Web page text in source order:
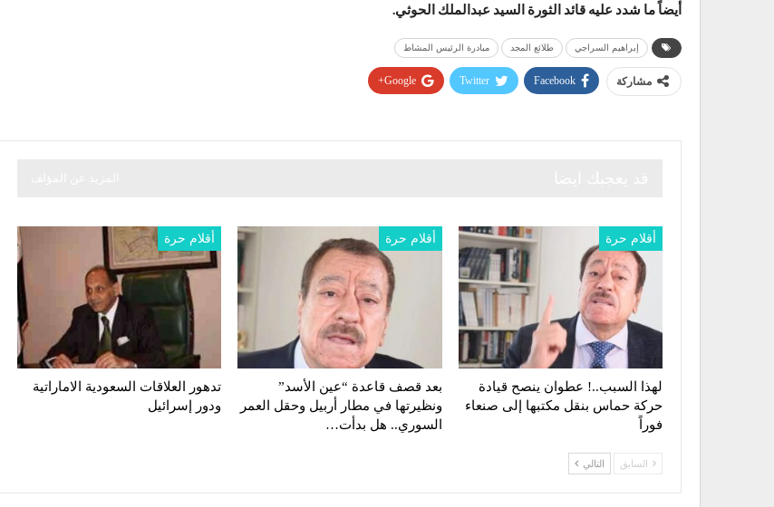
أيضاً ما شدد عليه قائد الثورة السيد عبدالملك الحوثي.
إبراهيم السراجي طلائع المجد مبادرة الرئيس المشاط
مشاركة Facebook
Twitter
Google+
أقلام حرة
لهذا السبب..! عطوان ينصح قيادة
حركة حماس بنقل مكتبها إلى صنعاء
فوراً
أقلام حرة
بعد قصف قاعدة “عين الأسد”
ونظيرتها في مطار أربيل وحقل العمر
السوري.. هل بدأت…
أقلام حرة
تدهور العلاقات السعودية الاماراتية
ودور إسرائيل
السابق التالي